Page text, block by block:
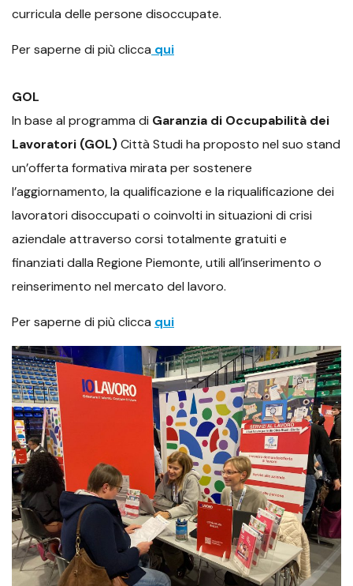
curricula delle persone disoccupate.
Per saperne di più clicca qui
GOL
In base al programma di Garanzia di Occupabilità dei
Lavoratori (GOL)Città Studi ha proposto nel suo stand
un’offerta formativa mirata per sostenere
l’aggiornamento, la qualificazione e la riqualificazione dei
lavoratori disoccupati o coinvolti in situazioni di crisi
aziendale attraverso corsi totalmente gratuiti e
finanziati dalla Regione Piemonte, utili all’inserimento o
reinserimento nel mercato del lavoro.
Per saperne di più clicca qui